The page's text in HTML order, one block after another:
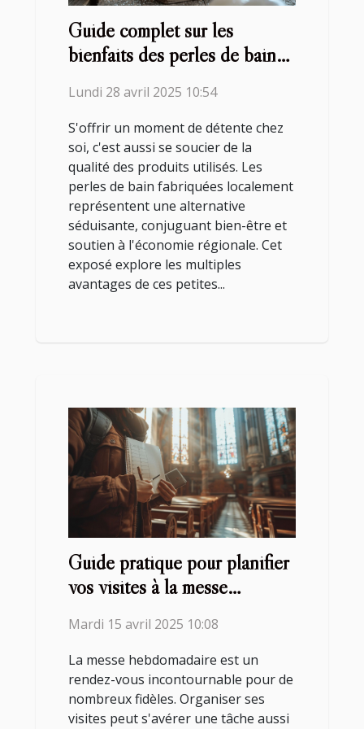
Guide complet sur les
bienfaits des perles de bain
Lundi 28 avril 2025 10:54
S'offrir un moment de détente chez
soi, c'est aussi se soucier de la
qualité des produits utilisés. Les
perles de bain fabriquées localement
représentent une alternative
séduisante, conjuguant bien-être et
soutien à l'économie régionale. Cet
exposé explore les multiples
avantages de ces petites...
Guide pratique pour planifier
vos visites à la messe
Mardi 15 avril 2025 10:08
La messe hebdomadaire est un
rendez-vous incontournable pour de
nombreux fidèles. Organiser ses
visites peut s'avérer une tâche aussi